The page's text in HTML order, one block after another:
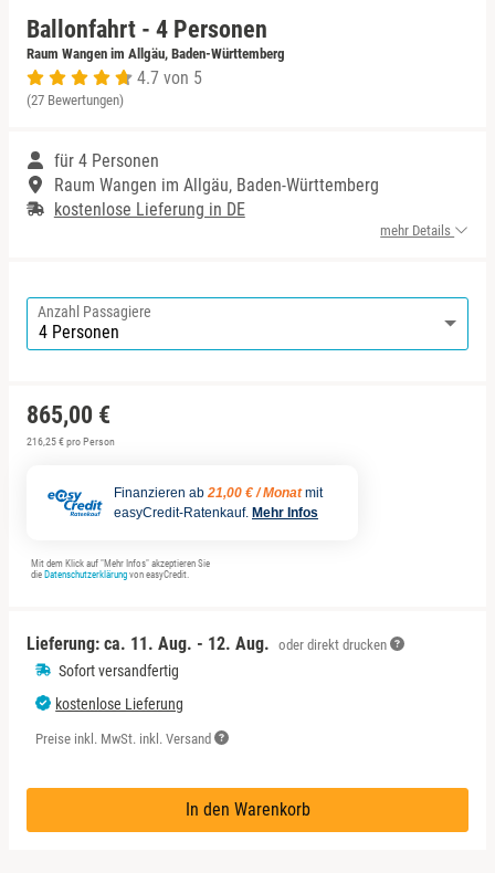
Ballonfahrt - 4 Personen
Raum Wangen im Allgäu, Baden-Württemberg
4.7 von 5
(27 Bewertungen)
für 4 Personen
Raum Wangen im Allgäu, Baden-Württemberg
kostenlose Lieferung in DE
mehr Details
Anzahl Passagiere
865,00 €
216,25 € pro Person
Finanzieren ab 21,00 € / Monat mit
easyCredit-Ratenkauf. Mehr Infos
Mit dem Klick auf "Mehr Infos" akzeptieren Sie
die Datenschutzerklärung von easyCredit.
Lieferung: ca. 11. Aug. - 12. Aug. oder direkt drucken
Sofort versandfertig
kostenlose Lieferung
Preise inkl. MwSt. inkl. Versand
In den Warenkorb
Niedersachsen
NRW
Rheinland-Pfalz
Saarland
Sachsen-Anhalt
Thüringen
Bad Kohlgrub
Bad Königshofen
Bad Rappenau
Bad Rodach
Bamberg
Bautzen
Berlin
Bitterfeld
Bochum